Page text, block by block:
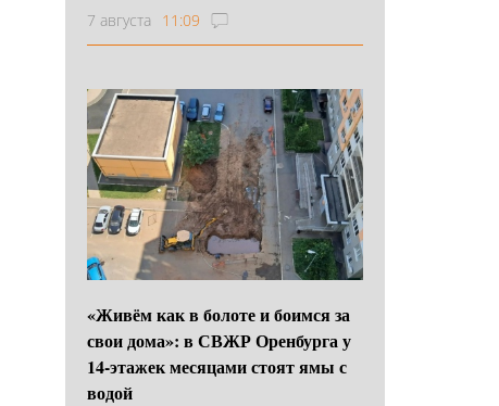
7 августа 11:09
«Живём как в болоте и боимся за
свои дома»: в СВЖР Оренбурга у
14-этажек месяцами стоят ямы с
водой